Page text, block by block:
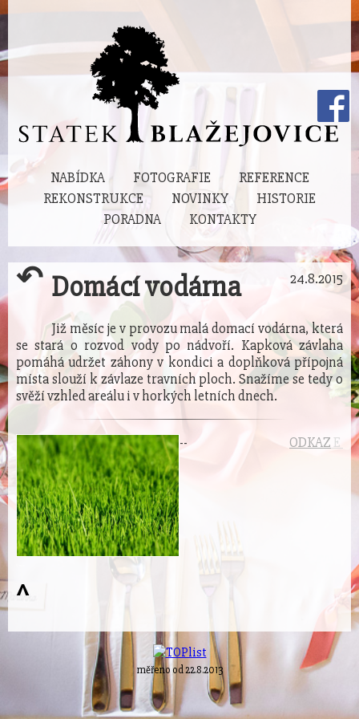
NABÍDKA FOTOGRAFIE
REFERENCE
REKONSTRUKCE
NOVINKY
HISTORIE
PORADNA
KONTAKTY
↶ 24.8.2015
Domácí vodárna
Již měsíc je v provozu malá domací vodárna, která
se stará o rozvod vody po nádvoří. Kapková závlaha
pomáhá udržet záhony v kondici a doplňková přípojná
místa slouží k závlaze travních ploch. Snažíme se tedy o
svěží vzhled areálu i v horkých letních dnech.
E
- ODKAZ
-
^
měřeno od 22.8.2013